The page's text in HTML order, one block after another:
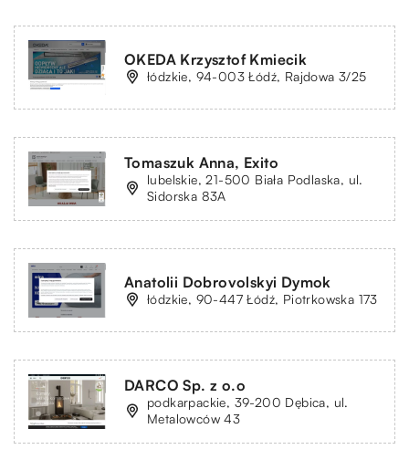
OKEDA Krzysztof Kmiecik
łódzkie, 94-003 Łódź, Rajdowa 3/25
Tomaszuk Anna, Exito
lubelskie, 21-500 Biała Podlaska, ul.
Sidorska 83A
Anatolii Dobrovolskyi Dymok
łódzkie, 90-447 Łódź, Piotrkowska 173
DARCO Sp. z o.o
podkarpackie, 39-200 Dębica, ul.
Metalowców 43